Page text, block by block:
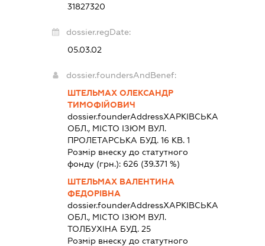
31827320
dossier.regDate:
05.03.02
dossier.foundersAndBenef:
ШТЕЛЬМАХ ОЛЕКСАНДР
ТИМОФІЙОВИЧ
dossier.founderAddressХАРКІВСЬКА
ОБЛ., МІСТО ІЗЮМ ВУЛ.
ПРОЛЕТАРСЬКА БУД. 16 КВ. 1
Розмір внеску до статутного
фонду (грн.): 626 (39.371 %)
ШТЕЛЬМАХ ВАЛЕНТИНА
ФЕДОРІВНА
dossier.founderAddressХАРКІВСЬКА
ОБЛ., МІСТО ІЗЮМ ВУЛ.
ТОЛБУХІНА БУД. 25
Розмір внеску до статутного